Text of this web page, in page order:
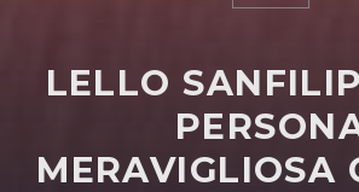
LELLO
MERAVIGLIOSA